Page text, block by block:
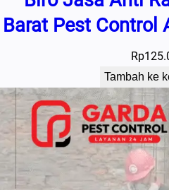
Barat Pest Control
Rp
Tambah ke